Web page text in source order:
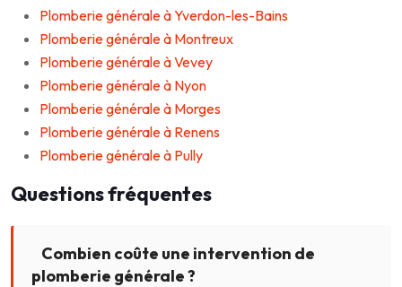
Plomberie générale à Yverdon-les-Bains
Plomberie générale à Montreux
Plomberie générale à Vevey
Plomberie générale à Nyon
Plomberie générale à Morges
Plomberie générale à Renens
Plomberie générale à Pully
Questions fréquentes
Combien coûte une intervention de
plomberie générale ?